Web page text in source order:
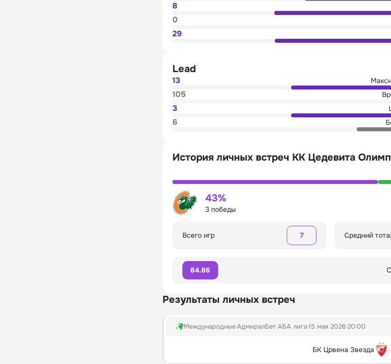
8
0
29
Lead
13
105
3
6
История личных встреч КК Цедевита
43%
3 победы
Всего игр 7 Средний
84.86
Результаты личных встреч
МеждународныеАдмиралБет АБА лига15 мая 202620:00
БК Црвена Звезда